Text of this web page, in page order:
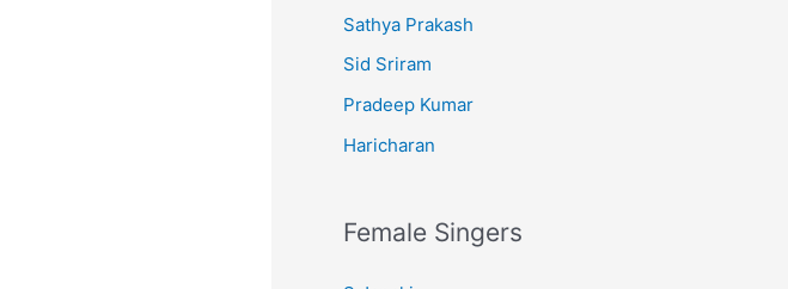
Sathya Prakash
Sid Sriram
Pradeep Kumar
Haricharan
Female Singers